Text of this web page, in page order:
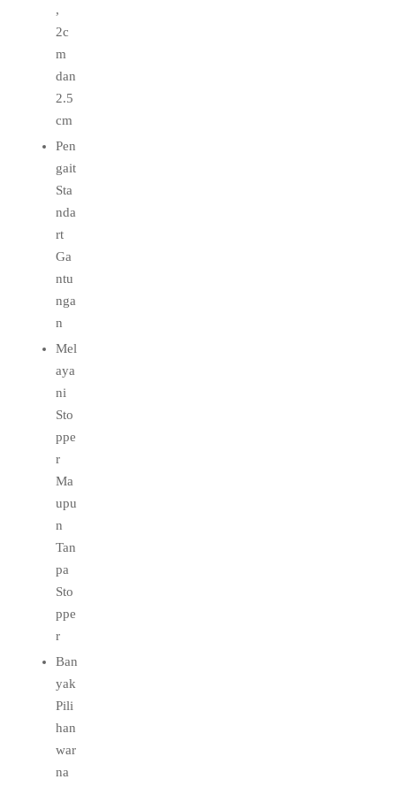
,
2c
m
dan
2.5
cm
Pen
gait
Sta
nda
rt
Ga
ntu
nga
n
Mel
aya
ni
Sto
ppe
r
Ma
upu
n
Tan
pa
Sto
ppe
r
Ban
yak
Pili
han
war
na